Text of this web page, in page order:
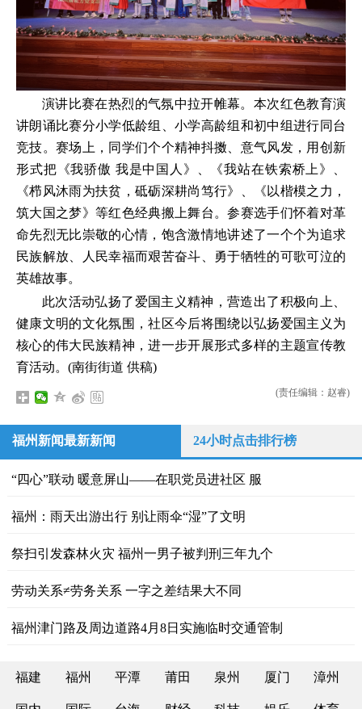
演讲比赛在热烈的气氛中拉开帷幕。本次红色教育演
讲朗诵比赛分小学低龄组、小学高龄组和初中组进行同台
竞技。赛场上，同学们个个精神抖擞、意气风发，用创新
形式把《我骄傲 我是中国人》、《我站在铁索桥上》、
《栉风沐雨为扶贫，砥砺深耕尚笃行》、《以楷模之力，
筑大国之梦》等红色经典搬上舞台。参赛选手们怀着对革
命先烈无比崇敬的心情，饱含激情地讲述了一个个为追求
民族解放、人民幸福而艰苦奋斗、勇于牺牲的可歌可泣的
英雄故事。
此次活动弘扬了爱国主义精神，营造出了积极向上、
健康文明的文化氛围，社区今后将围绕以弘扬爱国主义为
核心的伟大民族精神，进一步开展形式多样的主题宣传教
育活动。(南街街道 供稿)
(责任编辑：赵睿)
福州新闻最新新闻 24小时点击排行榜
“四心”联动 暖意屏山——在职党员进社区 服
福州：雨天出游出行 别让雨伞“湿”了文明
祭扫引发森林火灾 福州一男子被判刑三年九个
劳动关系≠劳务关系 一字之差结果大不同
福州津门路及周边道路4月8日实施临时交通管制
福建 福州 平潭 莆田 泉州 厦门 漳州